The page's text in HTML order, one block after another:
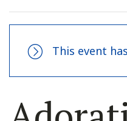
This event